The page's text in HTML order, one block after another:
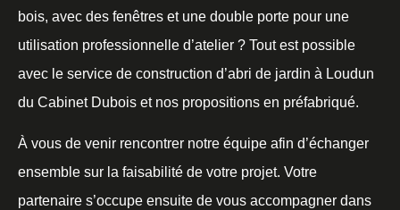
bois, avec des fenêtres et une double porte pour une
utilisation professionnelle d’atelier ? Tout est possible
avec le service de construction d’abri de jardin à Loudun
du Cabinet Dubois et nos propositions en préfabriqué.
À vous de venir rencontrer notre équipe afin d’échanger
ensemble sur la faisabilité de votre projet. Votre
partenaire s’occupe ensuite de vous accompagner dans